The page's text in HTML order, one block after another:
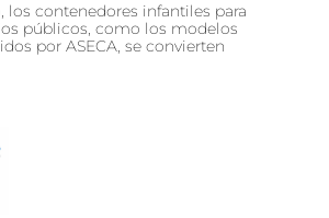
los contenedores infantiles para
públicos, como los modelos
por ASECA, se convierten